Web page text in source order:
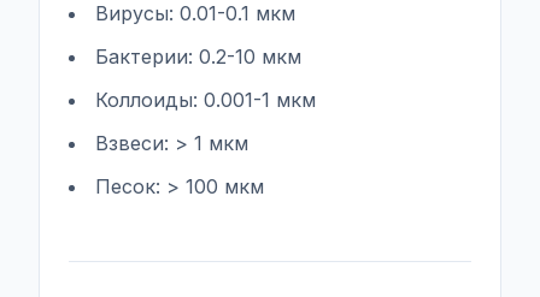
Вирусы: 0.01-0.1 мкм
Бактерии: 0.2-10 мкм
Коллоиды: 0.001-1 мкм
Взвеси: > 1 мкм
Песок: > 100 мкм